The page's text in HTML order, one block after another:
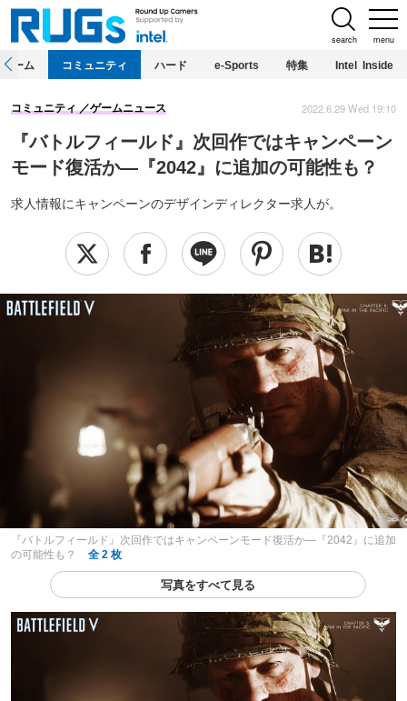
menu
search
ホーム コミュニティ ハード e-Sports 特集 Intel Inside
『バトルフィールド』次回作ではキャンペーン
モード復活か―『2042』に追加の可能性も？
求人情報にキャンペーンのデザインディレクター求人が。
コミュニティ ゲームニュース 2022.6.29 Wed 19:10
『バトルフィールド』次回作ではキャンペーンモード復活か―『2042』に追加
の可能性も？
全 2 枚
写真をすべて見る